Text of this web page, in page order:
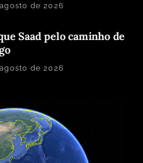
de 2026
Saad pelo caminho de
de 2026